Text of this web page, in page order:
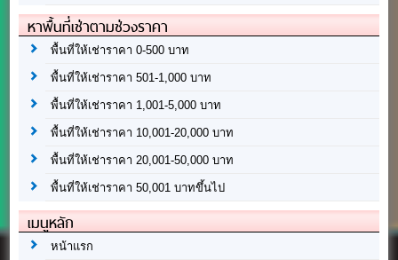
หาพื้นที่เช่าตามช่วงราคา
พื้นที่ให้เช่าราคา 0-500 บาท
พื้นที่ให้เช่าราคา 501-1,000 บาท
พื้นที่ให้เช่าราคา 1,001-5,000 บาท
พื้นที่ให้เช่าราคา 10,001-20,000 บาท
พื้นที่ให้เช่าราคา 20,001-50,000 บาท
พื้นที่ให้เช่าราคา 50,001 บาทขึ้นไป
เมนูหลัก
หน้าแรก